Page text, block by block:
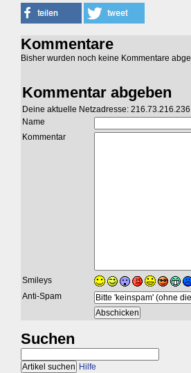
Kommentare
Bisher wurden noch keine Kommentare
Kommentar abgeben
Deine aktuelle Netzadresse: 216.73.216.236
Name
Kommentar
Smileys
Anti-Spam
Suchen
Hilfe